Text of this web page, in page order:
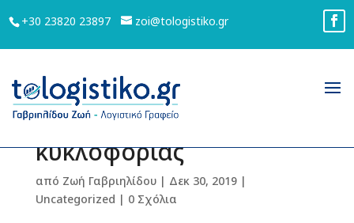
+30 23820 23897 zoi@tologistiko.gr
Παράταση για την
πληρωμή τελών
κυκλοφορίας
από Ζωή Γαβριηλίδου| Δεκ 30, 2019|
Uncategorized | 0 Σχόλια